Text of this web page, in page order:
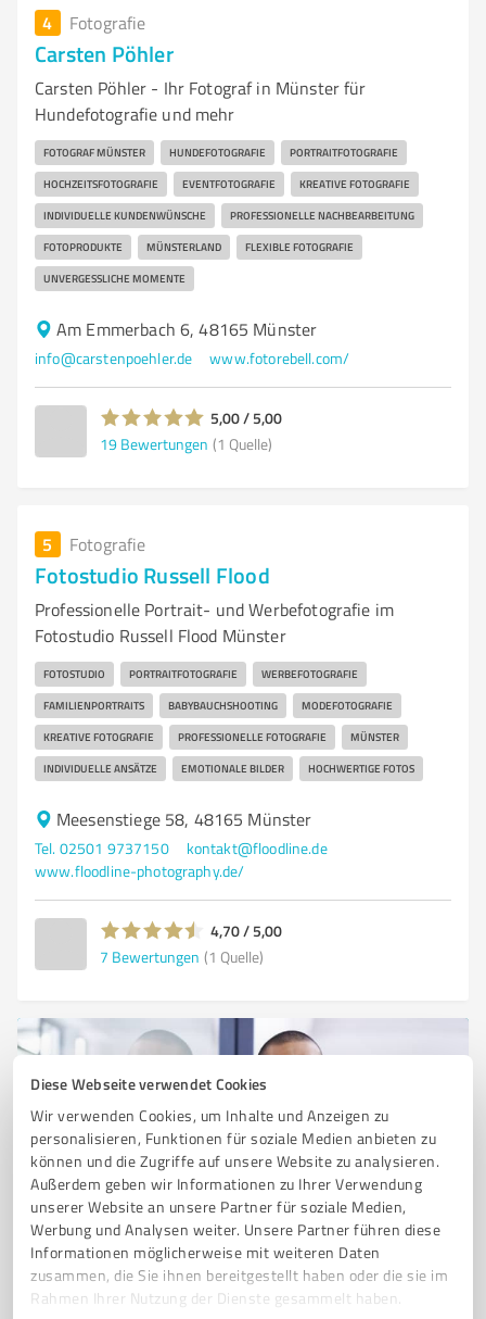
Diese Webseite verwendet Cookies
Wir verwenden Cookies, um Inhalte und Anzeigen zu
personalisieren, Funktionen für soziale Medien anbieten zu
können und die Zugriffe auf unsere Website zu analysieren.
Außerdem geben wir Informationen zu Ihrer Verwendung
unserer Website an unsere Partner für soziale Medien,
Werbung und Analysen weiter. Unsere Partner führen diese
Informationen möglicherweise mit weiteren Daten
zusammen, die Sie ihnen bereitgestellt haben oder die sie im
Rahmen Ihrer Nutzung der Dienste gesammelt haben.
4 Fotografie
Carsten Pöhler
Carsten Pöhler - Ihr Fotograf in Münster für
Hundefotografie und mehr
FOTOGRAF MÜNSTER HUNDEFOTOGRAFIE PORTRAITFOTOGRAFIE
HOCHZEITSFOTOGRAFIE EVENTFOTOGRAFIE KREATIVE FOTOGRAFIE
INDIVIDUELLE KUNDENWÜNSCHE PROFESSIONELLE NACHBEARBEITUNG
FOTOPRODUKTE MÜNSTERLAND FLEXIBLE FOTOGRAFIE
UNVERGESSLICHE MOMENTE
Am Emmerbach 6, 48165 Münster
info@carstenpoehler.de www.fotorebell.com/
5,00 / 5,00
19 Bewertungen (1 Quelle)
5 Fotografie
Fotostudio Russell Flood
Professionelle Portrait- und Werbefotografie im
Fotostudio Russell Flood Münster
FOTOSTUDIO PORTRAITFOTOGRAFIE WERBEFOTOGRAFIE
FAMILIENPORTRAITS BABYBAUCHSHOOTING MODEFOTOGRAFIE
KREATIVE FOTOGRAFIE PROFESSIONELLE FOTOGRAFIE MÜNSTER
INDIVIDUELLE ANSÄTZE EMOTIONALE BILDER HOCHWERTIGE FOTOS
Meesenstiege 58, 48165 Münster
Tel. 02501 9737150
kontakt@floodline.de
www.floodline-photography.de/
4,70 / 5,00
7 Bewertungen (1 Quelle)
Sie möchten auch hier gelistet werden?
Registrieren Sie sich jetzt und werden Sie ein von
Kunden empfohlener ProvenExpert!